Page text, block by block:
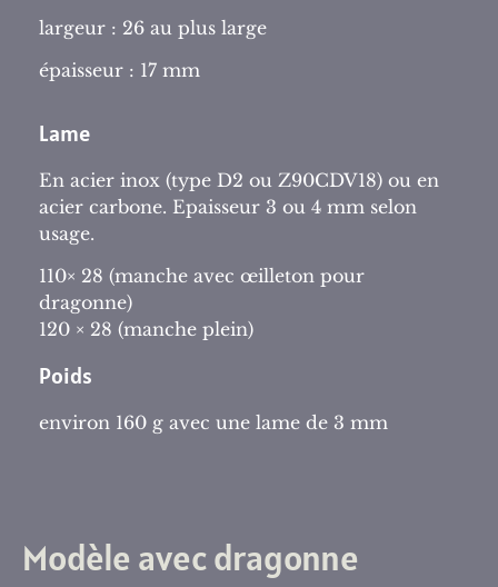
largeur : 26 au plus large
épaisseur : 17 mm
Lame
En acier inox (type D2 ou Z90CDV18) ou en
acier carbone. Epaisseur 3 ou 4 mm selon
usage.
110× 28 (manche avec œilleton pour
dragonne)
120 × 28 (manche plein)
Poids
environ 160 g avec une lame de 3 mm
Modèle avec dragonne